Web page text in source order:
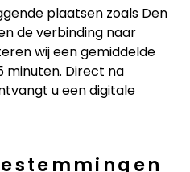
plaatsen zoals Den
de verbinding naar
wij een gemiddelde
minuten. Direct na
u een digitale